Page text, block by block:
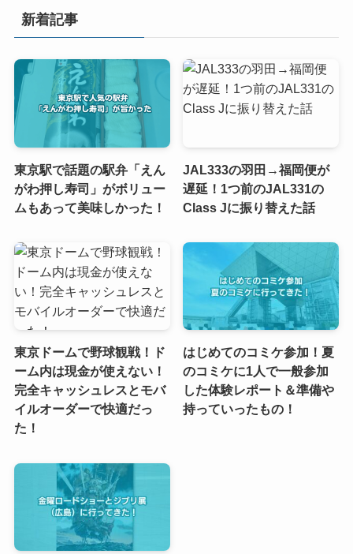
新着記事
東京駅で話題の駅弁「えん
がわ押し寿司」がボリュー
ムもあって美味しかった！
JAL333の羽田→福岡便が
遅延！1つ前のJAL331の
Class Jに振り替えた話
東京ドームで野球観戦！ド
ーム内は現金が使えない！
完全キャッシュレスとモバ
イルオーダーで快適だっ
た！
はじめてのコミケ参加！夏
のコミケに1人で一般参加
した体験レポート＆準備や
持っていったもの！